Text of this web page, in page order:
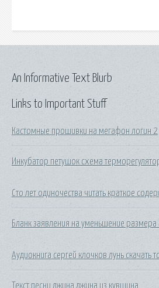
Links to Important Stuff
Кастомные прошивки на мегафон логин 2
Инкубатор петушок схема
Сто лет одиночества читать краткое
Бланк заявления на уменьшение
Аудиокнига сергей клочков лунь скачать
Текст песни джина джина из кувшина
An Informative Text Blurb